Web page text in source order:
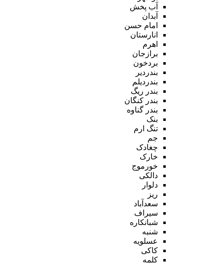
آب پخش
آبدان
امام حسن
انارستان
اهرم
برازجان
بردخون
بندردیر
بندردیلم
بندر ریگ
بندر کنگان
بندر گناوه
بنک
تنگ ارم
جم
چغادک
خارک
خورموج
دالکی
دلوار
ریز
سعدآباد
سیراف
شبانکاره
شنبه
عسلویه
کاکی
کلمه